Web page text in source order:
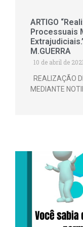
ARTIGO
Processuais
M.GUERRA
10 de abril de 2021
REALIZAÇÃO
MEDIANTE